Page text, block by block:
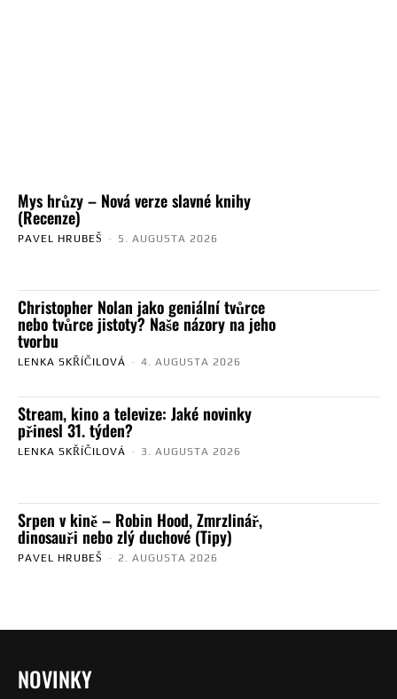
Mys hrůzy – Nová verze slavné knihy
(Recenze)
PAVEL HRUBEŠ - 5. AUGUSTA 2026
Christopher Nolan jako geniální tvůrce
nebo tvůrce jistoty? Naše názory na jeho
tvorbu
LENKA SKŘÍČILOVÁ - 4. AUGUSTA 2026
Stream, kino a televize: Jaké novinky
přinesl 31. týden?
LENKA SKŘÍČILOVÁ - 3. AUGUSTA 2026
Srpen v kině – Robin Hood, Zmrzlinář,
dinosauři nebo zlý duchové (Tipy)
PAVEL HRUBEŠ - 2. AUGUSTA 2026
NOVINKY